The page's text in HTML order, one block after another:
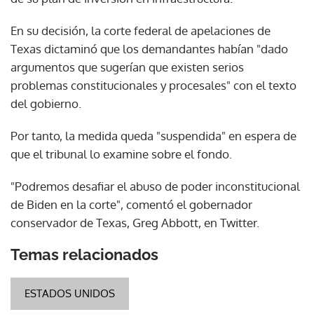
En su decisión, la corte federal de apelaciones de
Texas dictaminó que los demandantes habían "dado
argumentos que sugerían que existen serios
problemas constitucionales y procesales" con el texto
del gobierno.
Por tanto, la medida queda "suspendida" en espera de
que el tribunal lo examine sobre el fondo.
"Podremos desafiar el abuso de poder inconstitucional
de Biden en la corte", comentó el gobernador
conservador de Texas, Greg Abbott, en Twitter.
Temas relacionados
ESTADOS UNIDOS